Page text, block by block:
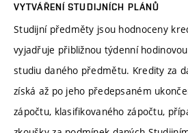
VYTVÁŘENÍ STUDIJNÍCH PLÁNŮ
Studijní předměty jsou hodnoceny
vyjadřuje přibližnou týdenní
studiu daného předmětu. Kredity za
získá až po jeho předepsaném
zápočtu, klasifikovaného zápočtu,